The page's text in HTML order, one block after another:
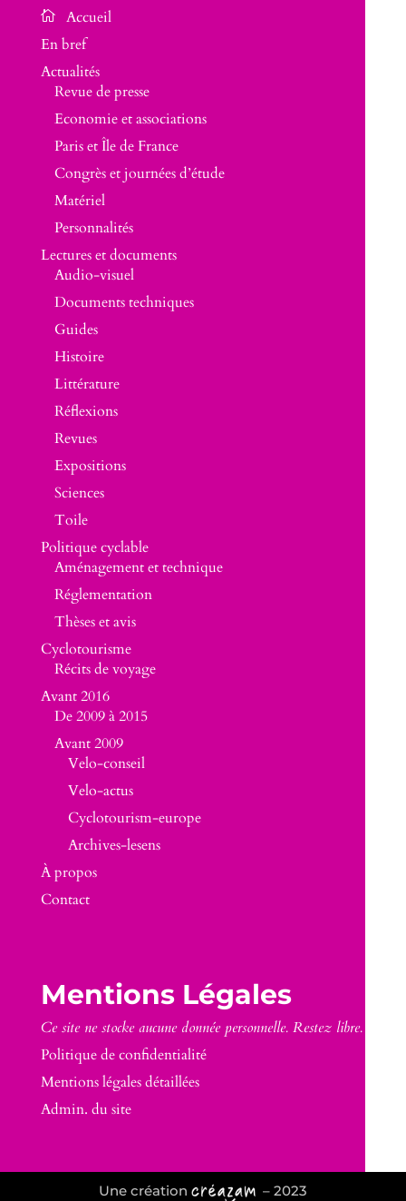
En bref
Actualités
Revue de presse
Economie et associations
Paris et Île de France
Congrès et journées d’étude
Matériel
Personnalités
Lectures et documents
Audio-visuel
Documents techniques
Guides
Histoire
Littérature
Réflexions
Revues
Expositions
Sciences
Toile
Politique cyclable
Aménagement et technique
Réglementation
Thèses et avis
Cyclotourisme
Récits de voyage
Avant 2016
De 2009 à 2015
Avant 2009
Velo-conseil
Velo-actus
Cyclotourism-europe
Archives-lesens
À propos
Contact
Mentions Légales
Ce site ne stocke aucune donnée personnelle. Restez libre.
Politique de confidentialité
Mentions légales détaillées
Admin. du site
Une création – 2023